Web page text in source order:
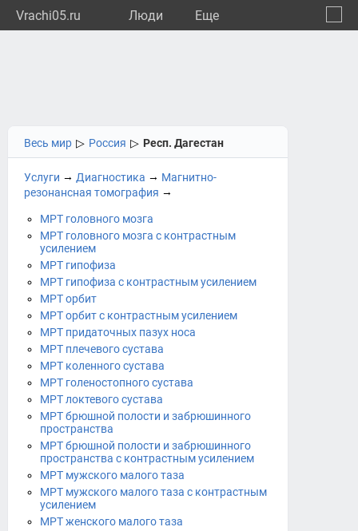
Vrachi05.ru Люди Eще
Весь мир ▷ Россия ▷ Респ. Дагестан
Услуги → Диагностика → Магнитно-
резонансная томография →
МРТ головного мозга
МРТ головного мозга с контрастным
усилением
МРТ гипофиза
МРТ гипофиза с контрастным усилением
МРТ орбит
МРТ орбит с контрастным усилением
МРТ придаточных пазух носа
МРТ плечевого сустава
МРТ коленного сустава
МРТ голеностопного сустава
МРТ локтевого сустава
МРТ брюшной полости и забрюшинного
пространства
МРТ брюшной полости и забрюшинного
пространства с контрастным усилением
МРТ мужского малого таза
МРТ мужского малого таза с контрастным
усилением
МРТ женского малого таза